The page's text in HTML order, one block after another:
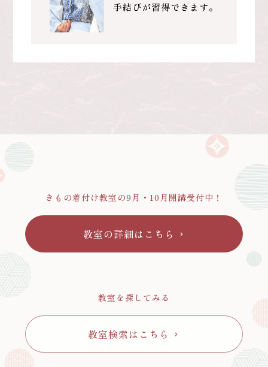
手結びが習得できます。
きもの着付け教室の9月・10月開講受付中！
教室の詳細はこちら chevron_right
教室を探してみる
教室検索はこちら chevron_right